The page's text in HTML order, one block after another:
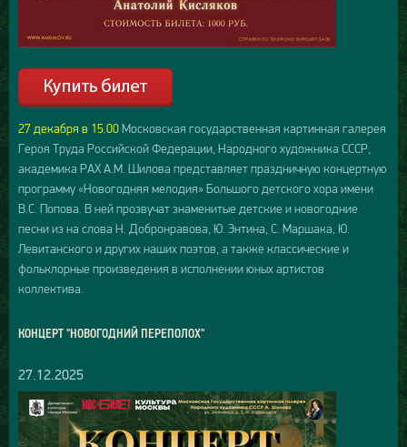
27 декабря в 15.00Московская государственная картинная галерея
Героя Труда Российской Федерации, Народного художника СССР,
академика РАХ А.М. Шилова представляет праздничную концертную
программу «Новогодняя мелодия» Большого детского хора имени
В.С. Попова. В ней прозвучат знаменитые детские и новогодние
песни из на слова Н. Добронравова, Ю. Энтина, С. Маршака, Ю.
Левитанского и других наших поэтов, а также классические и
фольклорные произведения в исполнении юных артистов
коллектива.
КОНЦЕРТ "НОВОГОДНИЙ ПЕРЕПОЛОХ"
27.12.2025